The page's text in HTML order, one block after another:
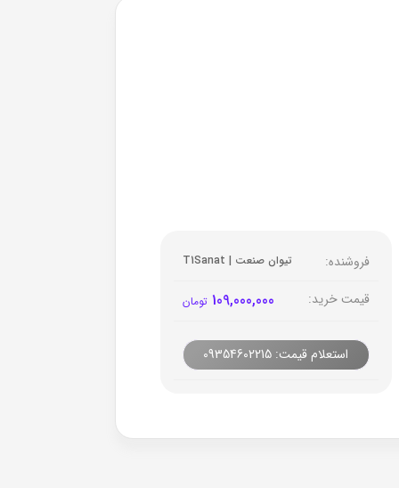
فروشنده: تیوان صنعت | T1Sanat
قیمت خرید: 109,000,000 تومان
استعلام قیمت: 09354602215